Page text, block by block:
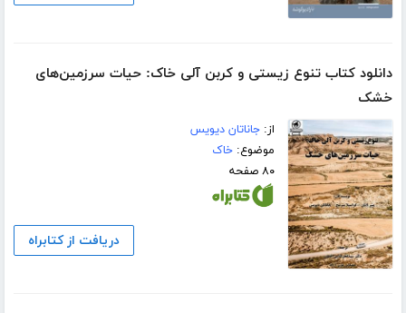
دانلود کتاب تنوع زیستی و کربن آلی خاک: حیات سرزمین‌های
خشک
از:جاناتان دیویس
موضوع:خاک
۸۰ صفحه
دریافت از کتابراه